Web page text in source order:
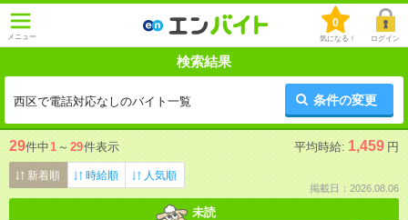
メニュー
0
気になる！ ログイン
検索結果
西区で電話対応なしのバイト一覧 条件の変更
29件中1 ～ 29件表示 平均時給: 1,459 円
新着順 時給順 人気順
掲載日：2026.08.06
未読